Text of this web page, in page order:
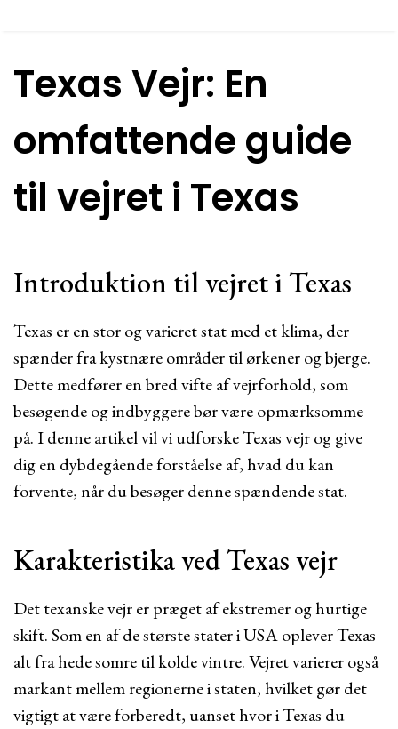
Texas Vejr: En
omfattende guide
til vejret i Texas
Introduktion til vejret i Texas
Texas er en stor og varieret stat med et klima, der
spænder fra kystnære områder til ørkener og bjerge.
Dette medfører en bred vifte af vejrforhold, som
besøgende og indbyggere bør være opmærksomme
på. I denne artikel vil vi udforske Texas vejr og give
dig en dybdegående forståelse af, hvad du kan
forvente, når du besøger denne spændende stat.
Karakteristika ved Texas vejr
Det texanske vejr er præget af ekstremer og hurtige
skift. Som en af de største stater i USA oplever Texas
alt fra hede somre til kolde vintre. Vejret varierer også
markant mellem regionerne i staten, hvilket gør det
vigtigt at være forberedt, uanset hvor i Texas du